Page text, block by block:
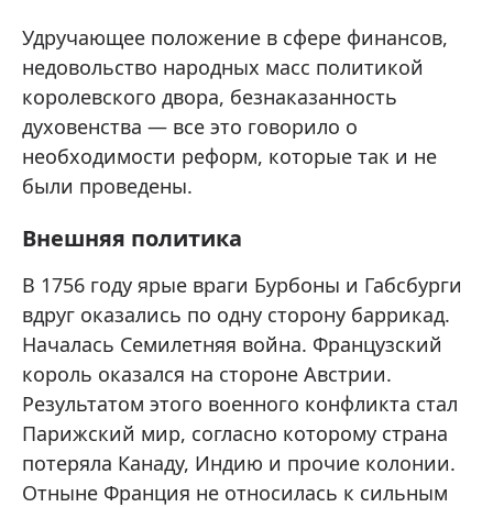
Удручающее положение в сфере финансов,
недовольство народных масс политикой
королевского двора, безнаказанность
духовенства — все это говорило о
необходимости реформ, которые так и не
были проведены.
Внешняя политика
В 1756 году ярые враги Бурбоны и Габсбурги
вдруг оказались по одну сторону баррикад.
Началась Семилетняя война. Французский
король оказался на стороне Австрии.
Результатом этого военного конфликта стал
Парижский мир, согласно которому страна
потеряла Канаду, Индию и прочие колонии.
Отныне Франция не относилась к сильным